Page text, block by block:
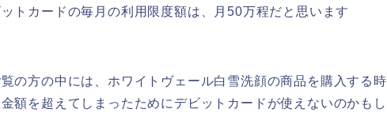
トカードの毎月の利用限度額は、月50万程だと思います
の方の中には、ホワイトヴェール白雪洗顔の商品を購入する時
額を超えてしまったためにデビットカードが使えないのかもし